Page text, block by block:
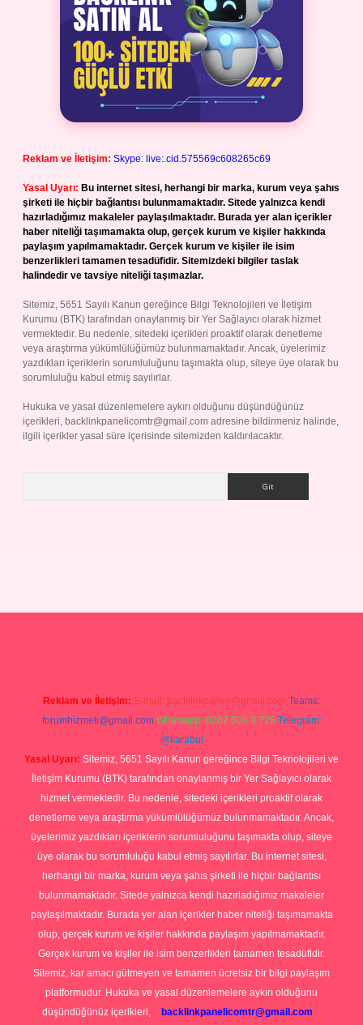
Reklam ve İletişim: Skype: live:.cid.575569c608265c69
Yasal Uyarı: Bu internet sitesi, herhangi bir marka, kurum veya şahıs
şirketi ile hiçbir bağlantısı bulunmamaktadır. Sitede yalnızca kendi
hazırladığımız makaleler paylaşılmaktadır. Burada yer alan içerikler
haber niteliği taşımamakta olup, gerçek kurum ve kişiler hakkında
paylaşım yapılmamaktadır. Gerçek kurum ve kişiler ile isim
benzerlikleri tamamen tesadüfidir. Sitemizdeki bilgiler taslak
halindedir ve tavsiye niteliği taşımazlar.
Sitemiz, 5651 Sayılı Kanun gereğince Bilgi Teknolojileri ve İletişim
Kurumu (BTK) tarafından onaylanmış bir Yer Sağlayıcı olarak hizmet
vermektedir. Bu nedenle, sitedeki içerikleri proaktif olarak denetleme
veya araştırma yükümlülüğümüz bulunmamaktadır. Ancak, üyelerimiz
yazdıkları içeriklerin sorumluluğunu taşımakta olup, siteye üye olarak bu
sorumluluğu kabul etmiş sayılırlar.
Hukuka ve yasal düzenlemelere aykırı olduğunu düşündüğünüz
içerikleri, backlinkpanelicomtr@gmail.com adresine bildirmeniz halinde,
ilgili içerikler yasal süre içerisinde sitemizden kaldırılacaktır.
Reklam ve İletişim: E-mail: backlinkpaneli@gmail.com Teams:
forumhizmeti@gmail.com Whatsapp: 0262 606 0 726 Telegram:
@karabul
Yasal Uyarı: Sitemiz, 5651 Sayılı Kanun gereğince Bilgi Teknolojileri ve
İletişim Kurumu (BTK) tarafından onaylanmış bir Yer Sağlayıcı olarak
hizmet vermektedir. Bu nedenle, sitedeki içerikleri proaktif olarak
denetleme veya araştırma yükümlülüğümüz bulunmamaktadır. Ancak,
üyelerimiz yazdıkları içeriklerin sorumluluğunu taşımakta olup, siteye
üye olarak bu sorumluluğu kabul etmiş sayılırlar. Bu internet sitesi,
herhangi bir marka, kurum veya şahıs şirketi ile hiçbir bağlantısı
bulunmamaktadır. Sitede yalnızca kendi hazırladığımız makaleler
paylaşılmaktadır. Burada yer alan içerikler haber niteliği taşımamakta
olup, gerçek kurum ve kişiler hakkında paylaşım yapılmamaktadır.
Gerçek kurum ve kişiler ile isim benzerlikleri tamamen tesadüfidir.
Sitemiz, kar amacı gütmeyen ve tamamen ücretsiz bir bilgi paylaşım
platformudur. Hukuka ve yasal düzenlemelere aykırı olduğunu
düşündüğünüz içerikleri,
backlinkpanelicomtr@gmail.com